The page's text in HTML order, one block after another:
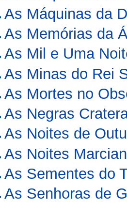
As Máquinas da
As Memórias da
As Mil e Uma
As Minas do Rei
As Mortes no
As Negras
As Noites de
As Noites
As Sementes do
As Senhoras de